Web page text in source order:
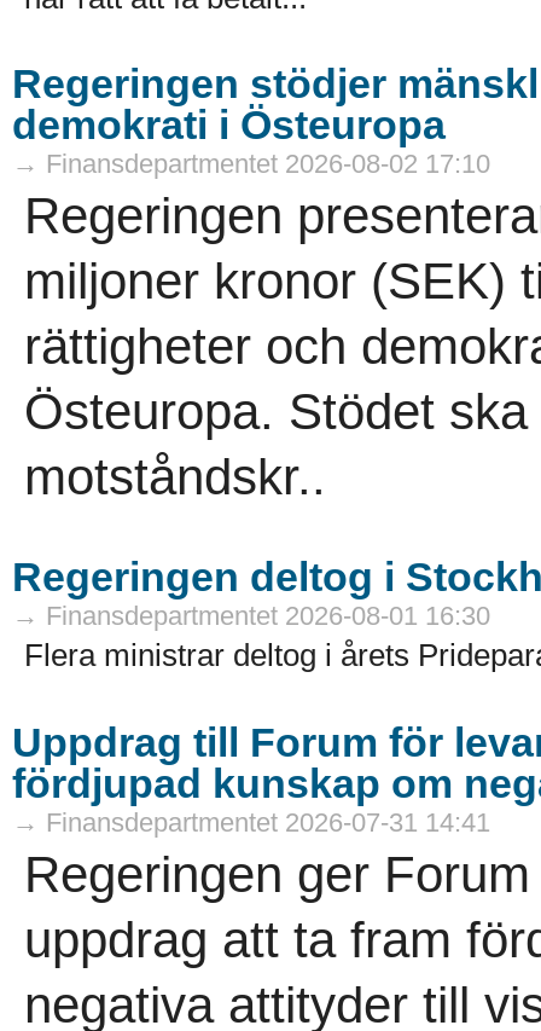
Regeringen stödjer
demokrati i Östeuropa
→ Finansdepartmentet 2026-08-02 17:10
Regeringen
miljoner kronor (SEK)
rättigheter och
Östeuropa. Stödet
motståndskr..
Regeringen deltog i
→ Finansdepartmentet 2026-08-01 16:30
Flera ministrar deltog i årets
Uppdrag till Forum för
fördjupad kunskap om
→ Finansdepartmentet 2026-07-31 14:41
Regeringen ger
uppdrag att ta fram
negativa attityder till